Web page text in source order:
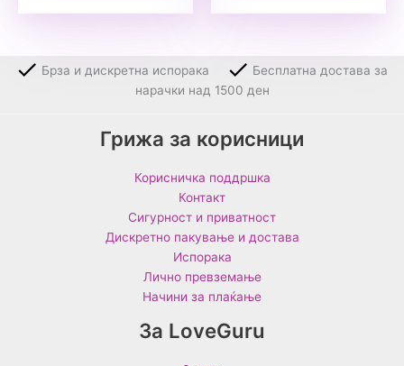
Брза и дискретна испорака
Бесплатна достава за
нарачки над 1500 ден
Грижа за корисници
Корисничка поддршка
Контакт
Сигурност и приватност
Дискретно пакување и достава
Испорака
Лично превземање
Начини за плаќање
За LoveGuru